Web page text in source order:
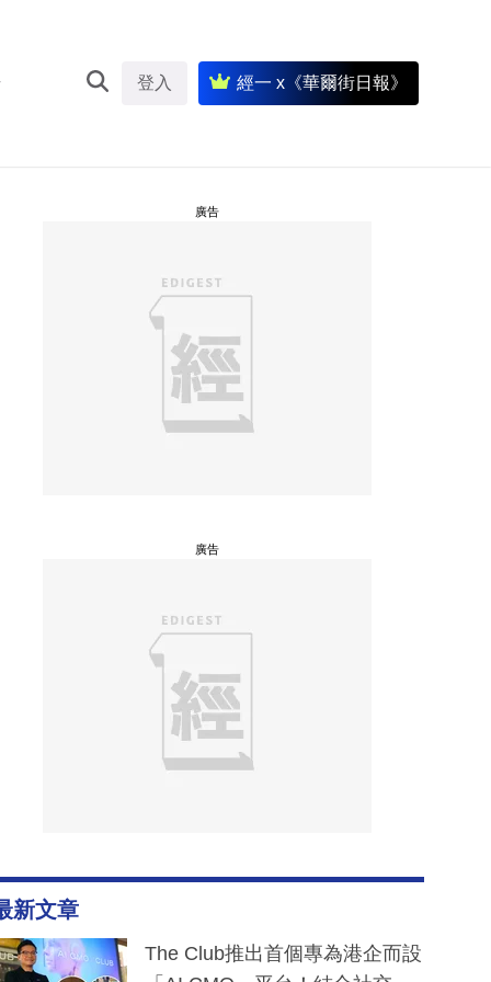
登入 經一 x《華爾街日報》
廣告
廣告
新文章
The Club推出首個專為港企而設